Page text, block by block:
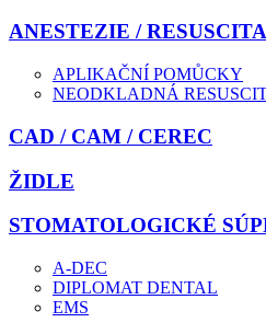
ANESTEZIE /
APLIKAČNÍ POMŮCKY
NEODKLADNÁ
CAD / CAM / CEREC
ŽIDLE
STOMATOLOGICKÉ
A-DEC
DIPLOMAT DENTAL
EMS